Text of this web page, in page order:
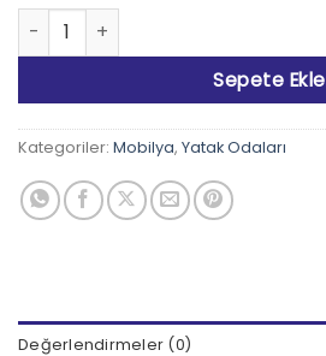
Daisy Yatak Odası Takımı adet
Sepete Ekle
Kategoriler: Mobilya, Yatak Odaları
Değerlendirmeler (0)